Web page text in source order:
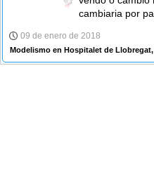
cambiaria por
09 de enero de 2018
Modelismo en Hospitalet de